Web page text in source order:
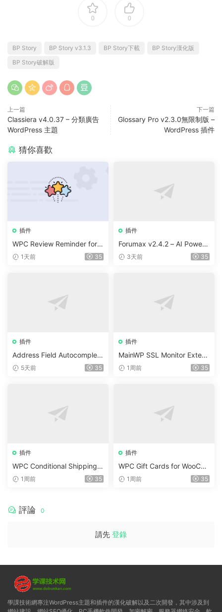
0 0
BP Story BP Story v3.1.3 BP Story下載
BP Story漢化版
BP Story破解版
上一篇
Classiera v4.0.37 – 分類廣告
WordPress 主題
下一篇
Glossary Pro v2.3.0無限制版 –
WordPress 插件
猜你喜歡
插件
WPC Review Reminder for
WooCommerce v1.0.4
1天前 35
插件
Forumax v2.4.2 – AI Powere
d Advanced Community For
3天前 35
插件
Address Field Autocomplete
For WooCommerce v1.3.2
5天前 35
插件
MainWP SSL Monitor Extens
ion v5.2
1周前 35
插件
WPC Conditional Shipping &
Payments (Premium) v1.0.2
1周前 35
插件
WPC Gift Cards for WooCo
mmerce (Premium) v1.0.2
1周前 35
評論 0
請先 登錄
學課技術網專注WordPress主題和插件的漢化破解以及二次開發，其中涉及到